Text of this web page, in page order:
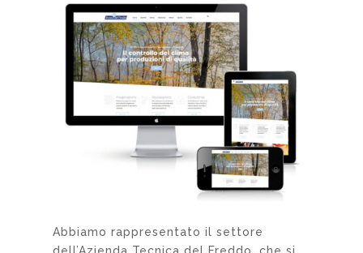
Abbiamo rappresentato il settore